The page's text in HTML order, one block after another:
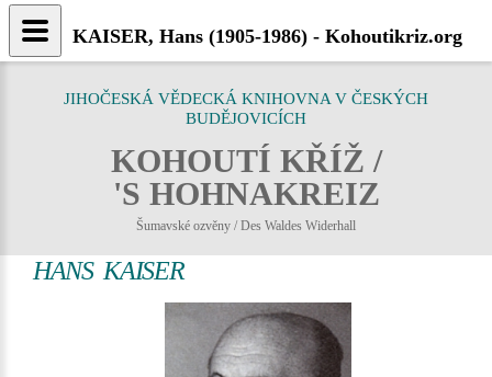
JIHOČESKÁ VĚDECKÁ KNIHOVNA V ČESKÝCH
BUDĚJOVICÍCH
KOHOUTÍ KŘÍŽ /
'S HOHNAKREIZ
Šumavské ozvěny / Des Waldes Widerhall
HANS KAISER
KAISER, Hans (1905-1986) - Kohoutikriz.org